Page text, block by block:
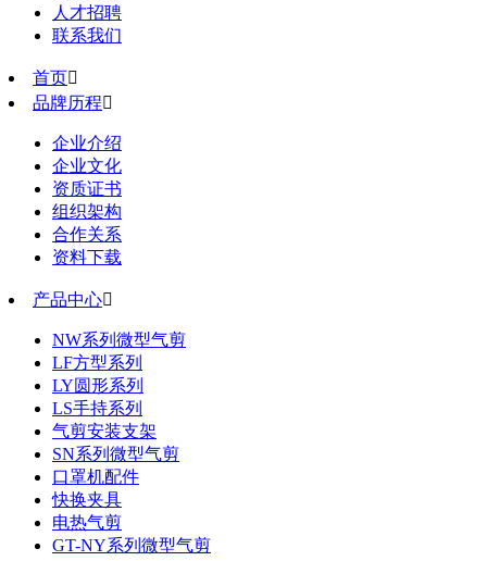
人才招聘
联系我们
首页
品牌历程
企业介绍
企业文化
资质证书
组织架构
合作关系
资料下载
产品中心
NW系列微型气剪
LF方型系列
LY圆形系列
LS手持系列
气剪安装支架
SN系列微型气剪
口罩机配件
快换夹具
电热气剪
GT-NY系列微型气剪